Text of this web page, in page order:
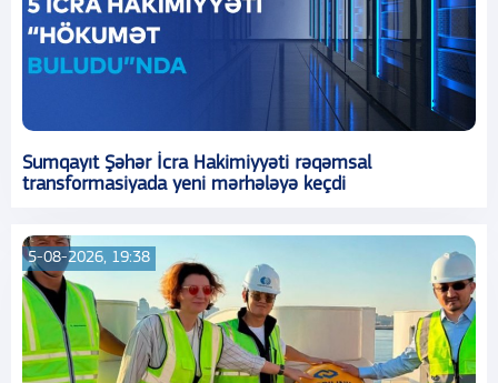
Sumqayıt Şəhər İcra Hakimiyyəti rəqəmsal
transformasiyada yeni mərhələyə keçdi
5-08-2026, 19:38